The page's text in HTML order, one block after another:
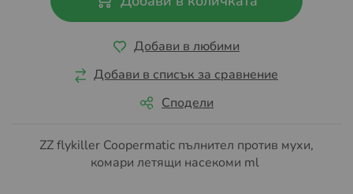
Добави в любими
Добави в списък за сравнение
Сподели
ZZ flykiller Coopermatic пълнител против мухи,
комари летящи насекоми ml